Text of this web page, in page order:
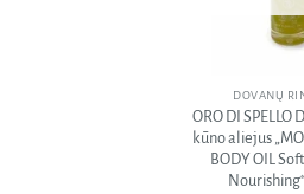
DOVANŲ
ORO DI SPELLO
kūno aliejus
BODY OIL